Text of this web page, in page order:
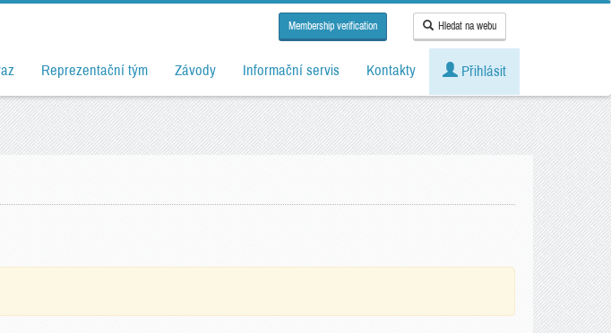
Membership verification Hledat na webu
Reprezentační tým Závody Informační servis Kontakty Přihlásit